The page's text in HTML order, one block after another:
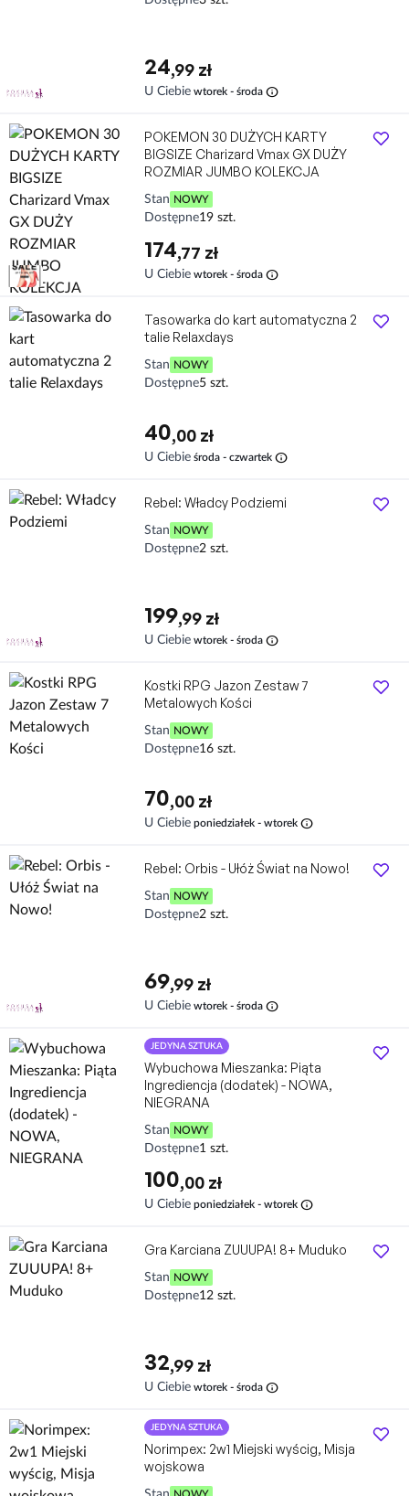
24,99 zł
U Ciebie wtorek - środa info
POKEMON 30 DUŻYCH KARTY
BIGSIZE Charizard Vmax GX DUŻY
ROZMIAR JUMBO KOLEKCJA
Stan NOWY
Dostępne19 szt.
174,77 zł
Tasowarka do kart automatyczna 2
talie Relaxdays
Stan NOWY
Dostępne5 szt.
40,00 zł
U Ciebie środa - czwartek info
Rebel: Władcy Podziemi
Stan NOWY
Dostępne2 szt.
199,99 zł
U Ciebie wtorek - środa info
Kostki RPG Jazon Zestaw 7
Metalowych Kości
Stan NOWY
Dostępne16 szt.
70,00 zł
U Ciebie poniedziałek - wtorek info
Rebel: Orbis - Ułóż Świat na Nowo!
Stan NOWY
Dostępne2 szt.
69,99 zł
U Ciebie wtorek - środa info
JEDYNA SZTUKA
Wybuchowa Mieszanka: Piąta
Ingrediencja (dodatek) - NOWA,
NIEGRANA
Stan NOWY
Dostępne1 szt.
100,00 zł
U Ciebie poniedziałek - wtorek info
Gra Karciana ZUUUPA! 8+ Muduko
Stan NOWY
Dostępne12 szt.
32,99 zł
U Ciebie wtorek - środa info
JEDYNA SZTUKA
Norimpex: 2w1 Miejski wyścig, Misja
wojskowa